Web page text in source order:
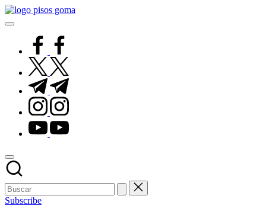
Saltar
al
facebook.com
twitter.com
t.me
instagram.com
youtube.com
Subscribe